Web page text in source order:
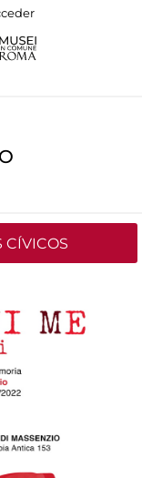
CÍVICOS